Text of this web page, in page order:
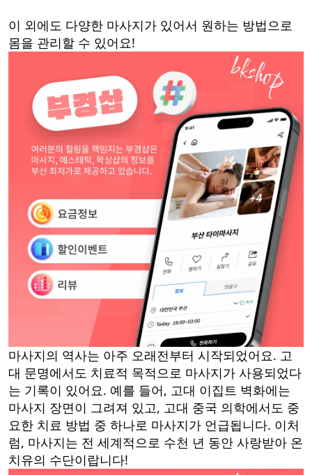
이 외에도 다양한 마사지가 있어서 원하는 방법으로
몸을 관리할 수 있어요!
마사지의 역사는 아주 오래전부터 시작되었어요. 고
대 문명에서도 치료적 목적으로 마사지가 사용되었다
는 기록이 있어요. 예를 들어, 고대 이집트 벽화에는
마사지 장면이 그려져 있고, 고대 중국 의학에서도 중
요한 치료 방법 중 하나로 마사지가 언급됩니다. 이처
럼, 마사지는 전 세계적으로 수천 년 동안 사랑받아 온
치유의 수단이랍니다!